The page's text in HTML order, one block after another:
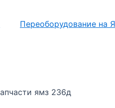
Переоборудование на